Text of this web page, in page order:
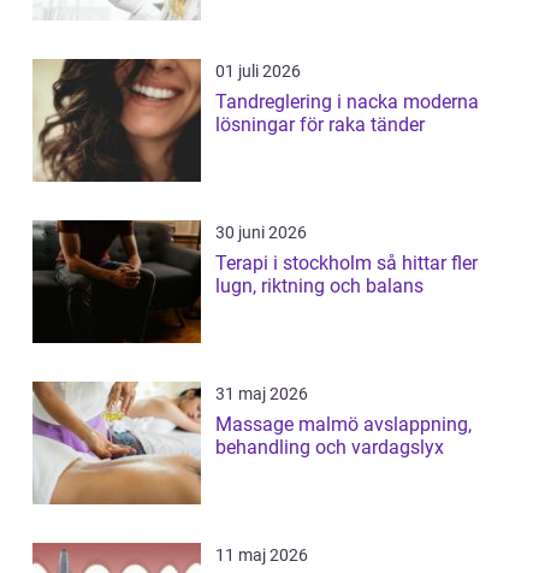
01 juli 2026
Tandreglering i nacka moderna
lösningar för raka tänder
30 juni 2026
Terapi i stockholm så hittar fler
lugn, riktning och balans
31 maj 2026
Massage malmö avslappning,
behandling och vardagslyx
11 maj 2026